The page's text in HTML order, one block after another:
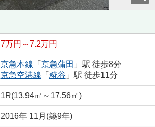
7万円～7.2万円
京急本線 「 京急蒲田 」駅 徒歩8分
京急空港線 「 糀谷 」駅 徒歩11分
1R(13.94㎡～17.56㎡)
2016年 11月(築9年)